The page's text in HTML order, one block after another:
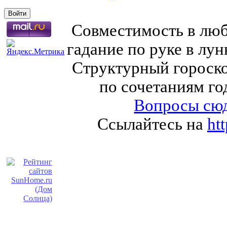
Совместимость в
гадание по руке в
Структурный
по сочетаниям
Вопросы
Ссылайтесь на